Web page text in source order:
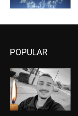
POPULAR